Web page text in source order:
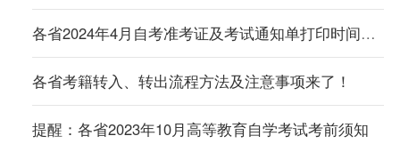
各省2024年4月自考准考证及考试通知单打印时间及入口汇总
各省考籍转入、转出流程方法及注意事项来了！
提醒：各省2023年10月高等教育自学考试考前须知